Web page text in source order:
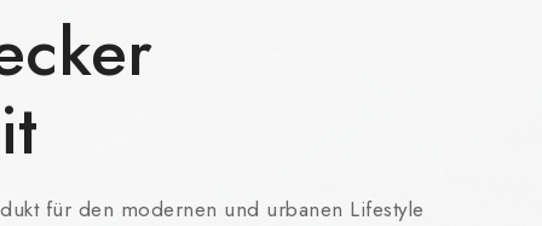
für den modernen und urbanen Lifestyle